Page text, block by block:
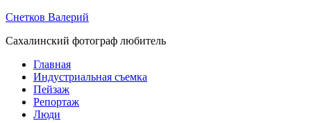
Перейти
содержанию
Снетков Валерий
Сахалинский фотограф любитель
Главная
Индустриальная съемка
Пейзаж
Репортаж
Люди